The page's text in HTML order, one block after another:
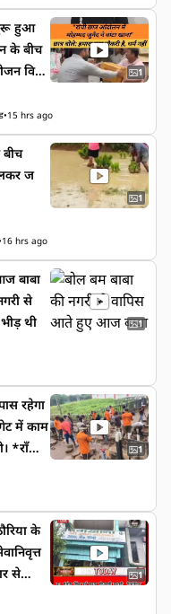
होते
रिश्तों
शब्द
बोलना
📌 इ
Val
Lesson
Club
क
an
Power
Life
Rela
Hin
Kindl
#Powe
#Hin
के बीच
वित
बहस
है—न
होनी
#JS
#Hum
1
•15 hrs ago
ज
1
16 hrs ago
बाबा
थी
1
रहेगा
में काम
कार्य क
दोपहर
1
से
1